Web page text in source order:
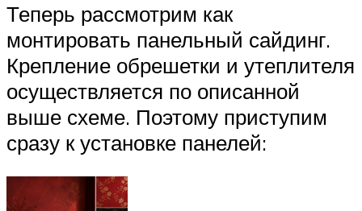
Теперь рассмотрим как
монтировать панельный сайдинг.
Крепление обрешетки и утеплителя
осуществляется по описанной
выше схеме. Поэтому приступим
сразу к установке панелей: